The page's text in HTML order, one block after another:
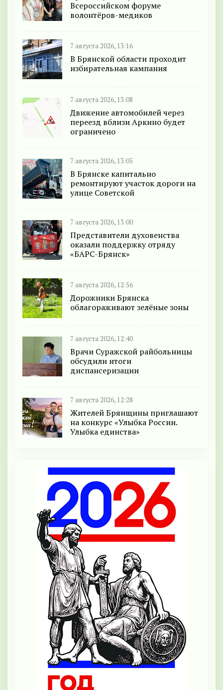
Всероссийском форуме
волонтёров-медиков
7 августа 2026, 13:16
В Брянской области проходит
избирательная кампания
7 августа 2026, 13:08
Движение автомобилей через
переезд вблизи Аркино будет
ограничено
7 августа 2026, 13:05
В Брянске капитально
ремонтируют участок дороги на
улице Советской
7 августа 2026, 13:00
Представители духовенства
оказали поддержку отряду
«БАРС-Брянск»
7 августа 2026, 12:56
Дорожники Брянска
облагораживают зелёные зоны
7 августа 2026, 12:40
Врачи Суражской райбольницы
обсудили итоги
диспансеризации
7 августа 2026, 12:28
Жителей Брянщины приглашают
на конкурс «Улыбка России.
Улыбка единства»